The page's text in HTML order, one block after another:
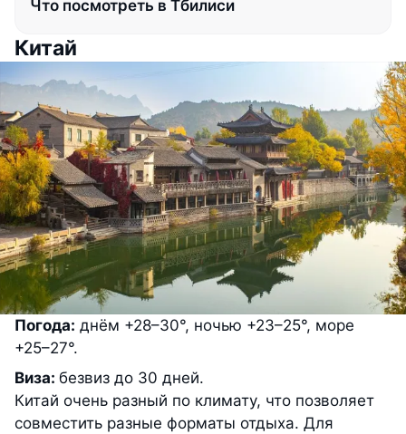
Что посмотреть в Тбилиси
Китай
Погода: днём +28–30°, ночью +23–25°, море
+25–27°.
Виза: безвиз до 30 дней.
Китай очень разный по климату, что позволяет
совместить разные форматы отдыха. Для